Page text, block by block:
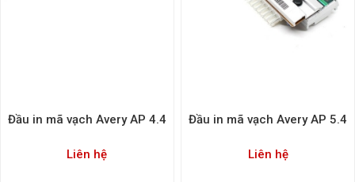
Đầu in mã vạch Avery AP 4.4
Liên hệ
Đầu in mã vạch Avery AP 5.4
Liên hệ